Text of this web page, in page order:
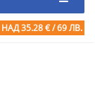
НАД 35.28 € / 69 ЛВ.